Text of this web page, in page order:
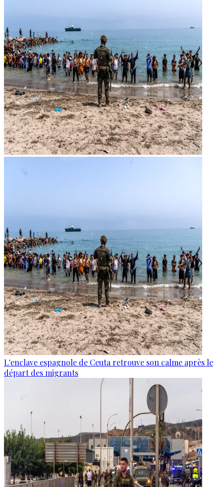
L'enclave espagnole de Ceuta retrouve son calme après le
départ des migrants